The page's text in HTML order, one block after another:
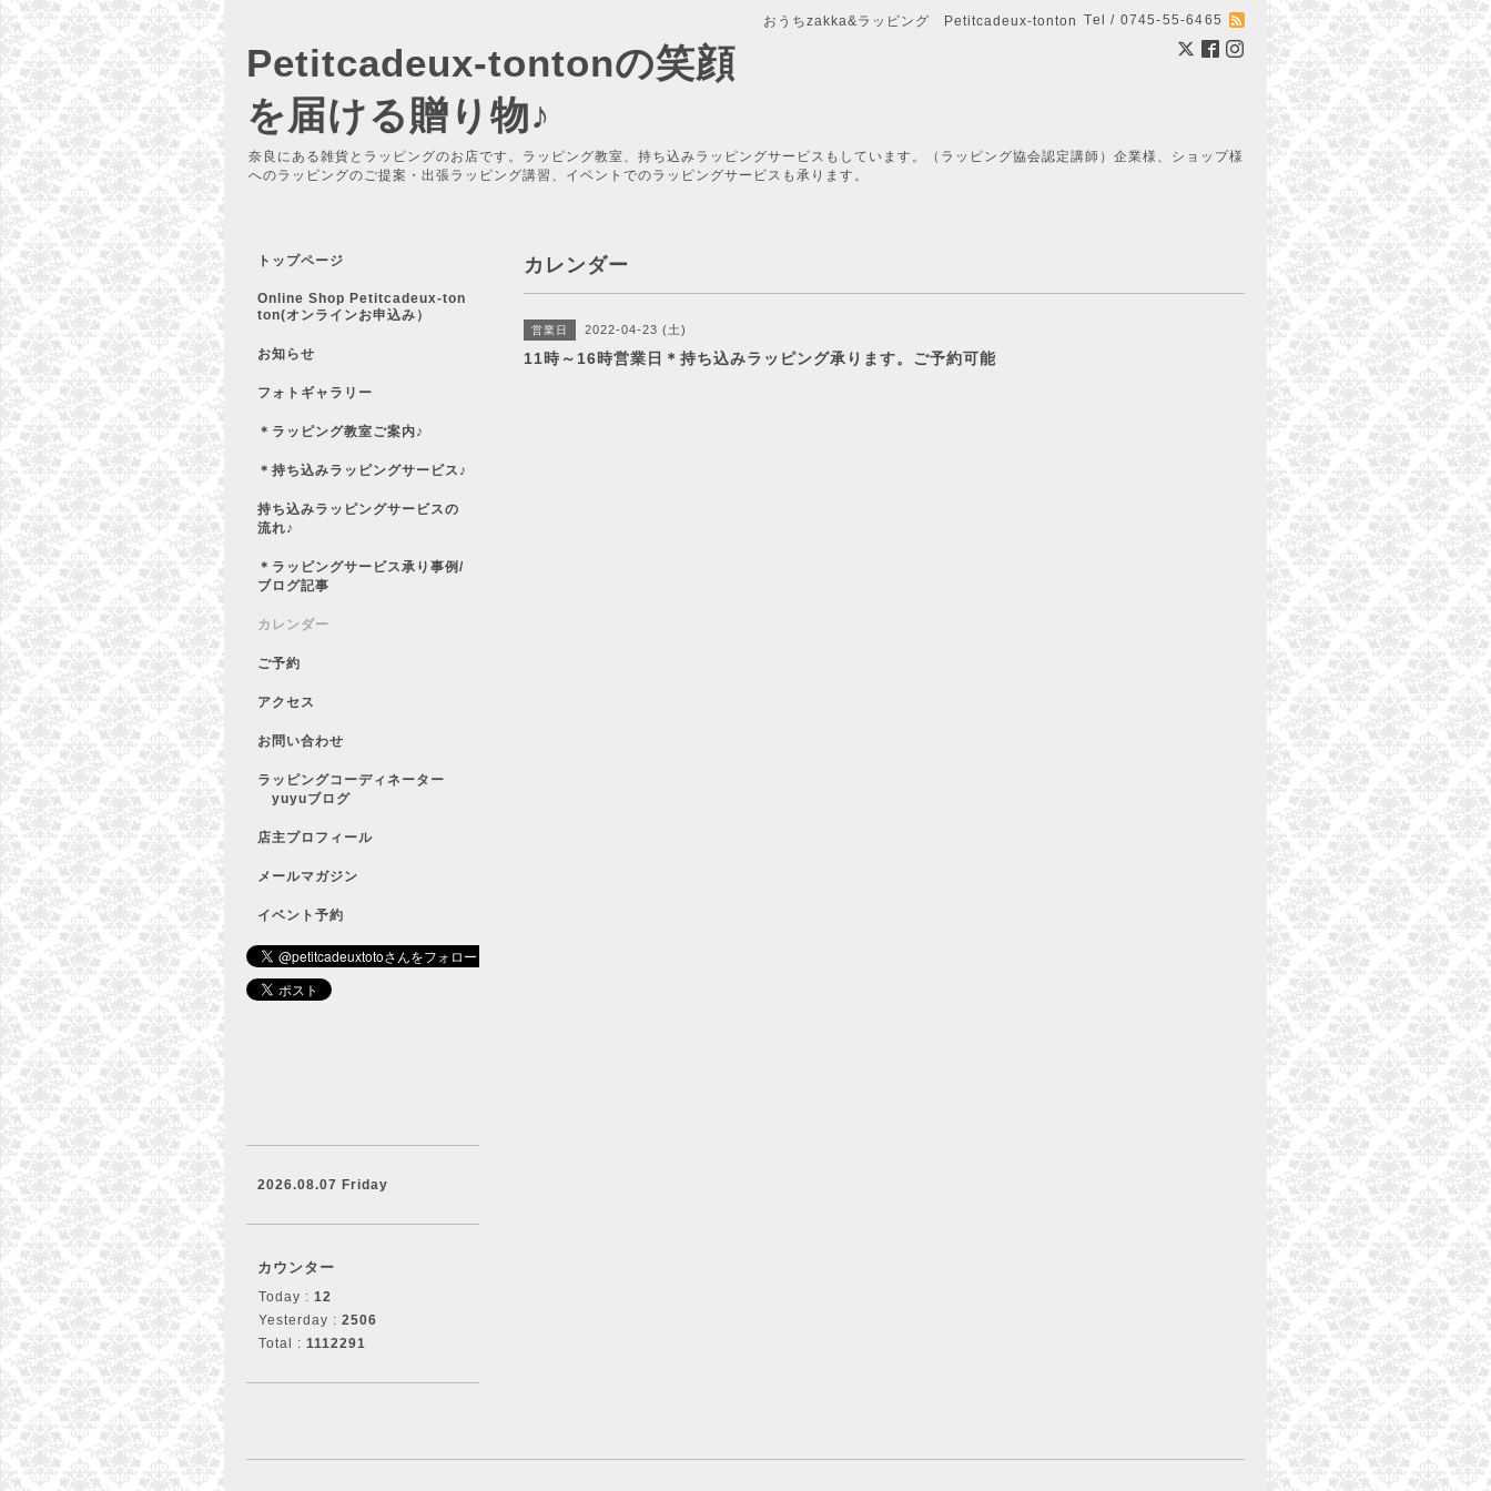
おうちzakka&ラッピング Petitcadeux-tonton Tel / 0745-55-6465
Petitcadeux-tontonの笑顔
を届ける贈り物♪
奈良にある雑貨とラッピングのお店です。ラッピング教室、持ち込みラッピングサービスもしています。（ラッピング協会認定講師）企業様、ショップ様
へのラッピングのご提案・出張ラッピング講習、イベントでのラッピングサービスも承ります。
カレンダー
営業日 2022-04-23 (土)
11時～16時営業日＊持ち込みラッピング承ります。ご予約可能
トップページ
Online Shop Petitcadeux-ton
ton(オンラインお申込み）
お知らせ
フォトギャラリー
＊ラッピング教室ご案内♪
＊持ち込みラッピングサービス♪
持ち込みラッピングサービスの
流れ♪
＊ラッピングサービス承り事例/
ブログ記事
カレンダー
ご予約
アクセス
お問い合わせ
ラッピングコーディネーター
yuyuブログ
店主プロフィール
メールマガジン
イベント予約
2026.08.07 Friday
カウンター
Today : 12
Yesterday : 2506
Total : 1112291